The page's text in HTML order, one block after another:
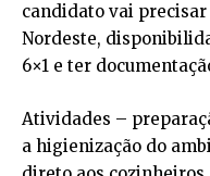
candidato vai precisar
Nordeste,
6×1 e ter
Atividades –
a higienização do